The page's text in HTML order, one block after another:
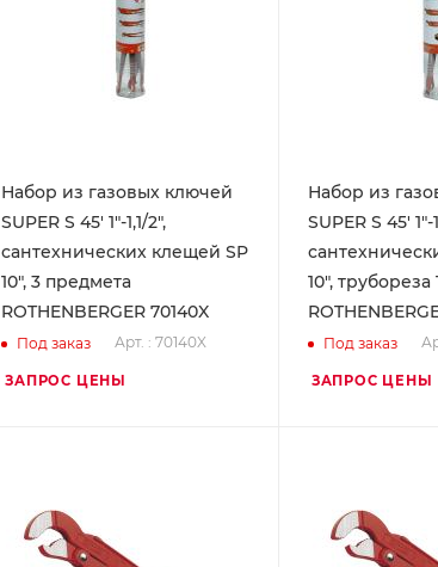
Набор из газовых ключей
SUPER S 45' 1"-1,1/2",
сантехнических клещей SP
10", 3 предмета
ROTHENBERGER 70140X
Под заказ Арт. : 70140X
ЗАПРОС ЦЕНЫ
Набор из
SUPER S 45' 1"-
10", трубореза
Под заказ
ЗАПРОС ЦЕНЫ